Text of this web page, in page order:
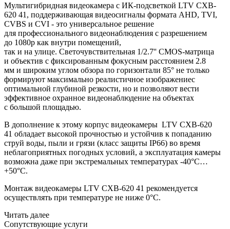
Мультигибридная видеокамера с ИК-подсветкой LTV CXB-
620 41, поддерживающая видеосигналы формата AHD, TVI,
CVBS и CVI - это универсальное решение
для профессионального видеонаблюдения с разрешением
до 1080p как внутри помещений,
так и на улице. Светочувствительная 1/2.7'' CMOS-матрица
и объектив с фиксированным фокусным расстоянием 2.8
мм и широким углом обзора по горизонтали 85° не только
формируют максимально реалистичное изображениес
оптимальной глубиной резкости, но и позволяют вести
эффективное охранное видеонаблюдение на объектах
с большой площадью.
В дополнение к этому корпус видеокамеры LTV CXB-620
41 обладает высокой прочностью и устойчив к попаданию
струй воды, пыли и грязи (класс защиты IP66) во время
неблагоприятных погодных условий, а эксплуатация камеры
возможна даже при экстремальных температурах -40°C…
+50°C.
Монтаж видеокамеры LTV CXB-620 41 рекомендуется
осуществлять при температуре не ниже 0°C.
Читать далее
Сопутствующие услуги